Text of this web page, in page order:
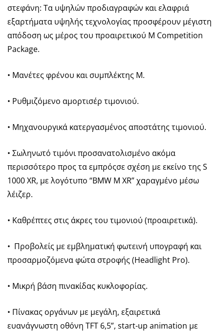
στεφάνη: Τα υψηλών προδιαγραφών και ελαφριά
εξαρτήματα υψηλής τεχνολογίας προσφέρουν μέγιστη
απόδοση ως μέρος του προαιρετικού M Competition
Package.
• Μανέτες φρένου και συμπλέκτης Μ.
• Ρυθμιζόμενο αμορτισέρ τιμονιού.
• Μηχανουργικά κατεργασμένος αποστάτης τιμονιού.
• Σωληνωτό τιμόνι προσανατολισμένο ακόμα
περισσότερο προς τα εμπρόςσε σχέση με εκείνο της S
1000 XR, με λογότυπο “BMW M XR” χαραγμένο μέσω
λέιζερ.
• Καθρέπτες στις άκρες του τιμονιού (προαιρετικά).
• Προβολείς με εμβληματική φωτεινή υπογραφή και
προσαρμοζόμενα φώτα στροφής (Headlight Pro).
• Μικρή βάση πινακίδας κυκλοφορίας.
• Πίνακας οργάνων με μεγάλη, εξαιρετικά
ευανάγνωστη οθόνη TFT 6,5”, start-up animation με